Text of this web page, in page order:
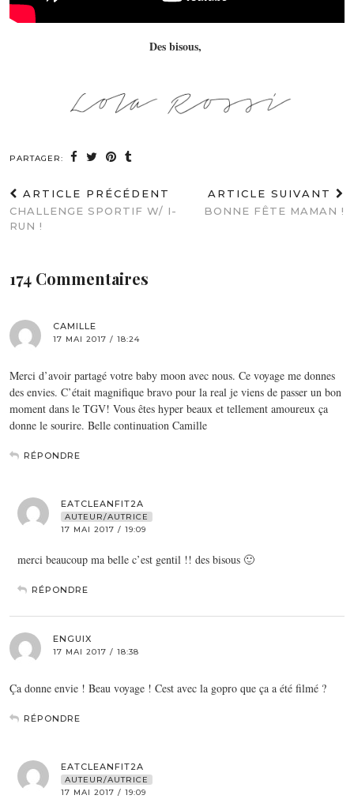
Des bisous,
PARTAGER:
ARTICLE PRÉCÉDENT
CHALLENGE SPORTIF W/ I-
RUN !
ARTICLE SUIVANT
BONNE FÊTE MAMAN !
174 Commentaires
CAMILLE
17 MAI 2017 / 18:24
Merci d’avoir partagé votre baby moon avec nous. Ce voyage me donnes
des envies. C’était magnifique bravo pour la real je viens de passer un bon
moment dans le TGV! Vous êtes hyper beaux et tellement amoureux ça
donne le sourire. Belle continuation Camille
RÉPONDRE
EATCLEANFIT2A
AUTEUR/AUTRICE
17 MAI 2017 / 19:09
merci beaucoup ma belle c’est gentil !! des bisous 🙂
RÉPONDRE
ENGUIX
17 MAI 2017 / 18:38
Ça donne envie ! Beau voyage ! Cest avec la gopro que ça a été filmé ?
RÉPONDRE
EATCLEANFIT2A
AUTEUR/AUTRICE
17 MAI 2017 / 19:09